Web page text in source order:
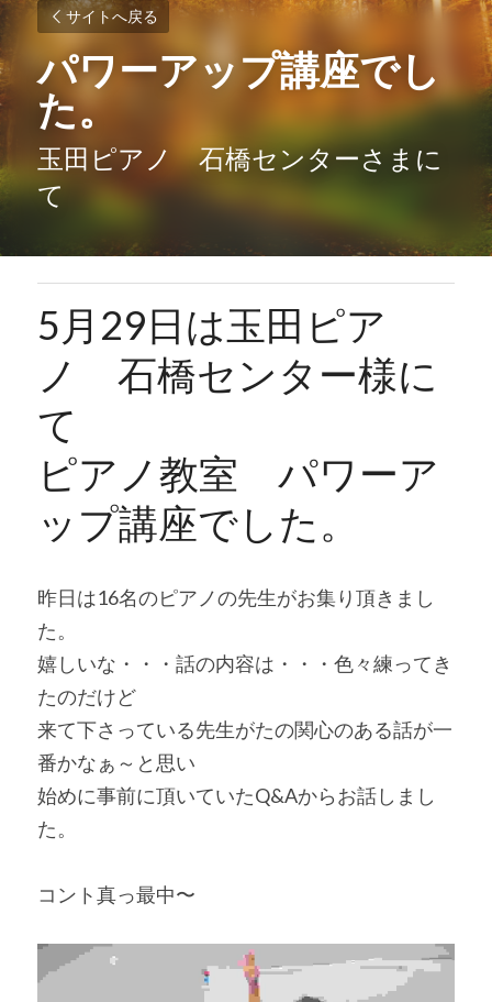
サイトへ戻る
パワーアップ講座でし
た。
玉田ピアノ　石橋センターさまに
て
5月29日は玉田ピア
ノ　石橋センター様に
て
ピアノ教室　パワーア
ップ講座でした。
昨日は16名のピアノの先生がお集り頂きまし
た。
嬉しいな・・・話の内容は・・・色々練ってき
たのだけど
来て下さっている先生がたの関心のある話が一
番かなぁ～と思い
始めに事前に頂いていたQ&Aからお話しまし
た。
コント真っ最中〜